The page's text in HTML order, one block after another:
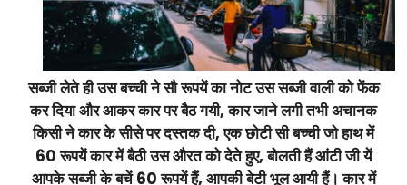
सब्जी लेते ही उस बच्ची ने सौ रूपयें का नोट उस सब्जी वाली को फेंक
कर दिया और आकर कार पर बैठ गयी, कार जाने लगी तभी अचानक
किसी ने कार के सीसे पर दस्तक दी, एक छोटी सी बच्ची जो हाथ में
60 रूपयें कार में बैठी उस औरत को देते हुए, बोलती हैं आंटी जी यें
आपके सब्जी के बचें 60 रूपयें हैं, आपकी बेटी भूल आयी हैं। कार में